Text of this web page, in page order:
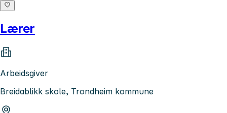
Lærer
Arbeidsgiver
Breidablikk skole, Trondheim kommune